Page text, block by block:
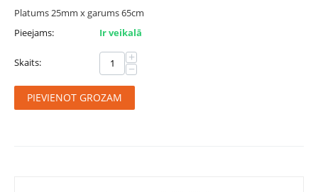
Platums 25mm x garums 65cm
Pieejams:
Ir veikalā
Skaits: +
−
PIEVIENOT GROZAM